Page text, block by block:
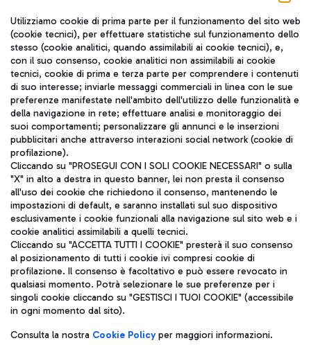
Seguici sui social
TRAVEL JOURNAL
ITA
Aeroporti di Roma S.p.A. - Società soggetta a direzione e
coordinamento di Mundys S.p.A.
Codice fiscale e Registro delle Imprese di Roma 13032990155 P.
IVA 06572251004
Capitale sociale 62.224.743,00 int. vers.
Sede legale: Via Pier Paolo Racchetti 1 - 00054 Fiumicino (RM)
telefono +39 06 65951
Privacy policy
Note legali
Utilizziamo cookie di prima parte per il funzionamento del sito web
(cookie tecnici), per effettuare statistiche sul funzionamento dello
stesso (cookie analitici, quando assimilabili ai cookie tecnici), e,
con il suo consenso, cookie analitici non assimilabili ai cookie
tecnici, cookie di prima e terza parte per comprendere i contenuti
di suo interesse; inviarle messaggi commerciali in linea con le sue
preferenze manifestate nell'ambito dell'utilizzo delle funzionalità e
della navigazione in rete; effettuare analisi e monitoraggio dei
suoi comportamenti; personalizzare gli annunci e le inserzioni
pubblicitari anche attraverso interazioni social network (cookie di
profilazione).
Cliccando su "PROSEGUI CON I SOLI COOKIE NECESSARI" o sulla
"X" in alto a destra in questo banner, lei non presta il consenso
all'uso dei cookie che richiedono il consenso, mantenendo le
impostazioni di default, e saranno installati sul suo dispositivo
esclusivamente i cookie funzionali alla navigazione sul sito web e i
cookie analitici assimilabili a quelli tecnici.
Cliccando su "ACCETTA TUTTI I COOKIE" presterà il suo consenso
al posizionamento di tutti i cookie ivi compresi cookie di
profilazione. Il consenso è facoltativo e può essere revocato in
qualsiasi momento. Potrà selezionare le sue preferenze per i
singoli cookie cliccando su "GESTISCI I TUOI COOKIE" (accessibile
in ogni momento dal sito).
Consulta la nostra Cookie Policyper maggiori informazioni.